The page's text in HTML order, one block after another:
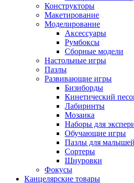
Конструкторы
Макетирование
Моделирование
Аксессуары
Румбоксы
Сборные модели
Настольные игры
Пазлы
Развивающие игры
Бизиборды
Кинетический
Лабиринты
Мозаика
Наборы для
Обучающие игры
Пазлы для малышей
Сортеры
Шнуровки
Фокусы
Канцелярские товары